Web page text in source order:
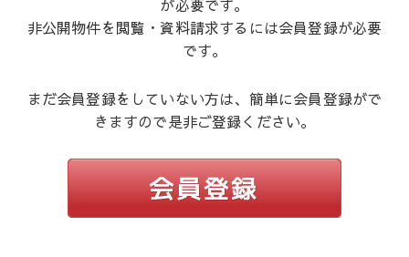
が必要です。
非公開物件を閲覧・資料請求するには会員登録が必要
です。
まだ会員登録をしていない方は、簡単に会員登録がで
きますので是非ご登録ください。